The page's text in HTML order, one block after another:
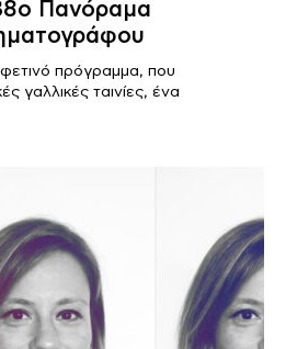
Πανόραμα
πρόγραμμα, που
γαλλικές ταινίες, ένα